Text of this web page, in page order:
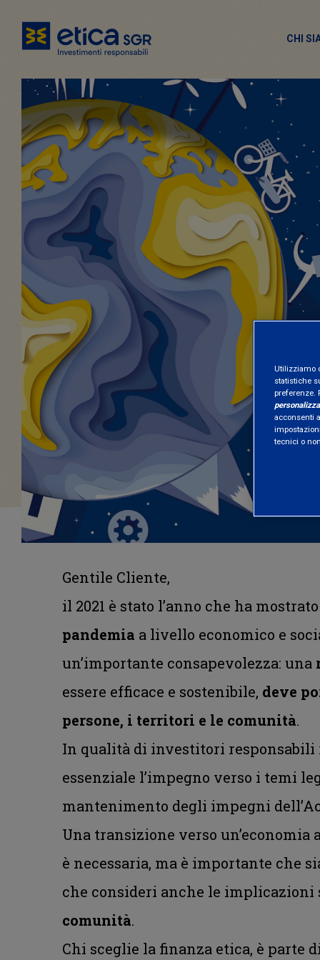
CHI
Gentile Cliente,
il 2021 è stato l’anno che ha
pandemia a livello economico e
un’importante consapevolezza: una
essere efficace e sostenibile, deve
persone, i territori e le comunità.
In qualità di investitori responsabili
essenziale l’impegno verso i temi
mantenimento degli impegni
Una transizione verso un’economia
è necessaria, ma è importante che
che consideri anche le implicazioni
comunità.
Chi sceglie la finanza etica, è parte
Utilizziamo
statistiche
preferenze.
personalizza
acconsenti
tecnici o